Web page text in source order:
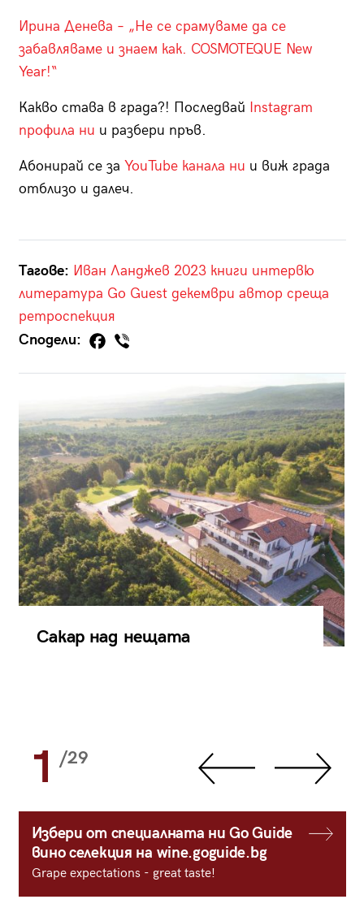
Ирина Денева – „Не се срамуваме да се
забавляваме и знаем как. COSMOTEQUE New
Year!“
Какво става в града?! Последвай Instagram
профила ни и разбери пръв.
Абонирай се за YouTube канала ни и виж града
отблизо и далеч.
Тагове: Иван Ланджев 2023 книги интервю
литература Go Guest декември автор среща
ретроспекция
Сподели:
Сакар над нещата
1 /29
Избери от специалната ни Go Guide
вино селекция на wine.goguide.bg
Grape expectations - great taste!